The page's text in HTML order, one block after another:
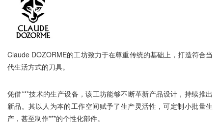
Claude DOZORME的工坊致力于在尊重传统的基础上，打造符合当
代生活方式的刀具。
凭借***技术的生产设备，该工坊能够不断革新产品设计，持续推出
新品。其以人为本的工作空间赋予了生产灵活性，可定制小批量生
产，甚至制作***的个性化部件。